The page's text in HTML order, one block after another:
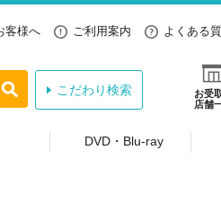
客様へ ご利用案内 よくある
お受
店舗
こだわり検索
DVD・Blu-ray